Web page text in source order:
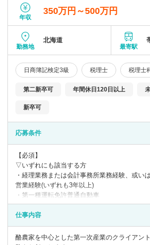
年収
350万円～500万円
勤務地
北海道
最寄駅
日商簿記検定3級 税理士 税理士
第二新卒可 年間休日120日以上
新卒可
応募条件
【必須】
▽いずれにも該当する方
・経理業務または会計事務所業務経験、或い
営業経験(いずれも3年以上)
・第一種運転免許普通自動車
・日商簿記検定3級
【歓迎】
・日商簿記検定2級
仕事内容
酪農家を中心とした第一次産業のクライアン